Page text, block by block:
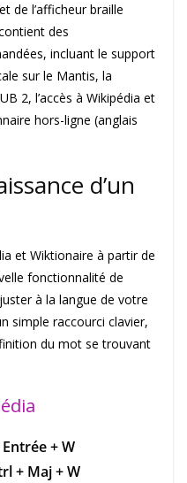
et de l’afficheur braille
des
incluant le support
sur le Mantis, la
2, l’accès à Wikipédia et
hors-ligne (anglais
d’un
et Wiktionaire à partir de
fonctionnalité de
à la langue de votre
simple raccourci clavier,
du mot se trouvant
Entrée + W
+ Maj + W